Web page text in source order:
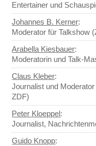
Entertainer und
Johannes B. Kerner:
Moderator für Talkshow
Arabella Kiesbauer:
Moderatorin und Talk-
Claus Kleber:
Journalist und
ZDF)
Peter Kloeppel:
Journalist,
Guido Knopp: